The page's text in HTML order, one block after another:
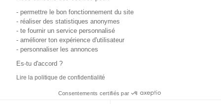
- permettre le bon fonctionnement du site
- réaliser des statistiques anonymes
- te fournir un service personnalisé
- améliorer ton expérience d'utilisateur
- personnaliser les annonces
Es-tu d'accord ?
Lire la politique de confidentialité
Consentements certifiés par
Localisation
Tous les avis clients4.6/5 (51125 avis publiés)
Comment sont calculés nos taux de réussite ?
passé leur examen une ou deux fois au cours des 12 derniers